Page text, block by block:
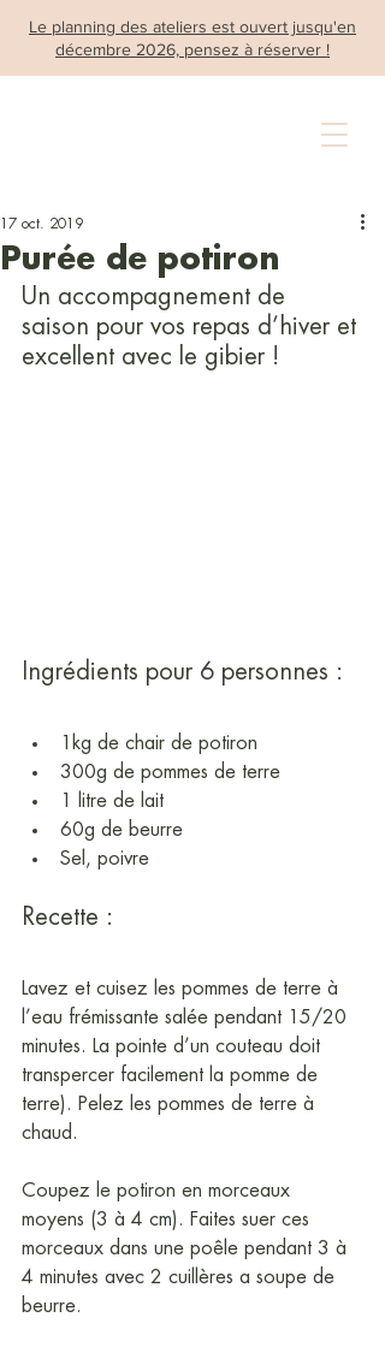
Le planning des ateliers est ouvert jusqu'en
décembre 2026, pensez à réserver !
Purée de potiron
17 oct. 2019
Un accompagnement de
saison pour vos repas d’hiver et
excellent avec le gibier !
Ingrédients pour 6 personnes :
1kg de chair de potiron
300g de pommes de terre
1 litre de lait
60g de beurre
Sel, poivre
Recette :
Lavez et cuisez les pommes de terre à
l’eau frémissante salée pendant 15/20
minutes. La pointe d’un couteau doit
transpercer facilement la pomme de
terre). Pelez les pommes de terre à
chaud.
Coupez le potiron en morceaux
moyens (3 à 4 cm). Faites suer ces
morceaux dans une poêle pendant 3 à
4 minutes avec 2 cuillères a soupe de
beurre.